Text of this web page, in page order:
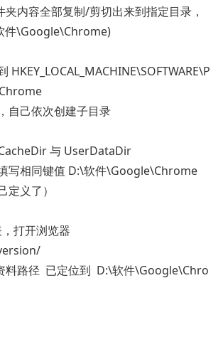
内容全部复制/剪切出来到指定目录，
件\Google\Chrome)
HKEY_LOCAL_MACHINE\SOFTWARE\P
自己依次创建子目录
与 UserDataDir
写相同键值 D:\软件\Google\Chrome
定义了）
打开浏览器
料路径 已定位到 D:\软件\Google\Chro